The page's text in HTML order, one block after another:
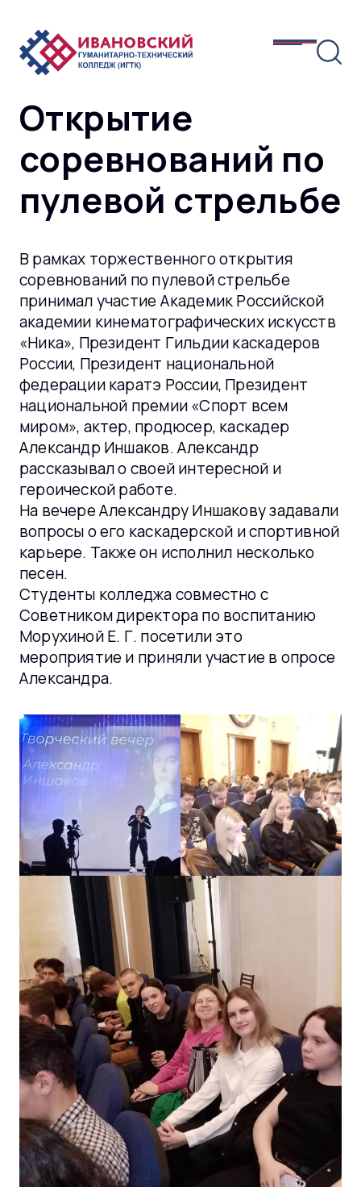
Открытие
соревнований по
пулевой стрельбе
В рамках торжественного открытия
соревнований по пулевой стрельбе
принимал участие Академик Российской
академии кинематографических искусств
«Ника», Президент Гильдии каскадеров
России, Президент национальной
федерации каратэ России, Президент
национальной премии «Спорт всем
миром», актер, продюсер, каскадер
Александр Иншаков. Александр
рассказывал о своей интересной и
героической работе.
На вечере Александру Иншакову задавали
вопросы о его каскадерской и спортивной
карьере. Также он исполнил несколько
песен.
Студенты колледжа совместно с
Советником директора по воспитанию
Морухиной Е. Г. посетили это
мероприятие и приняли участие в опросе
Александра.